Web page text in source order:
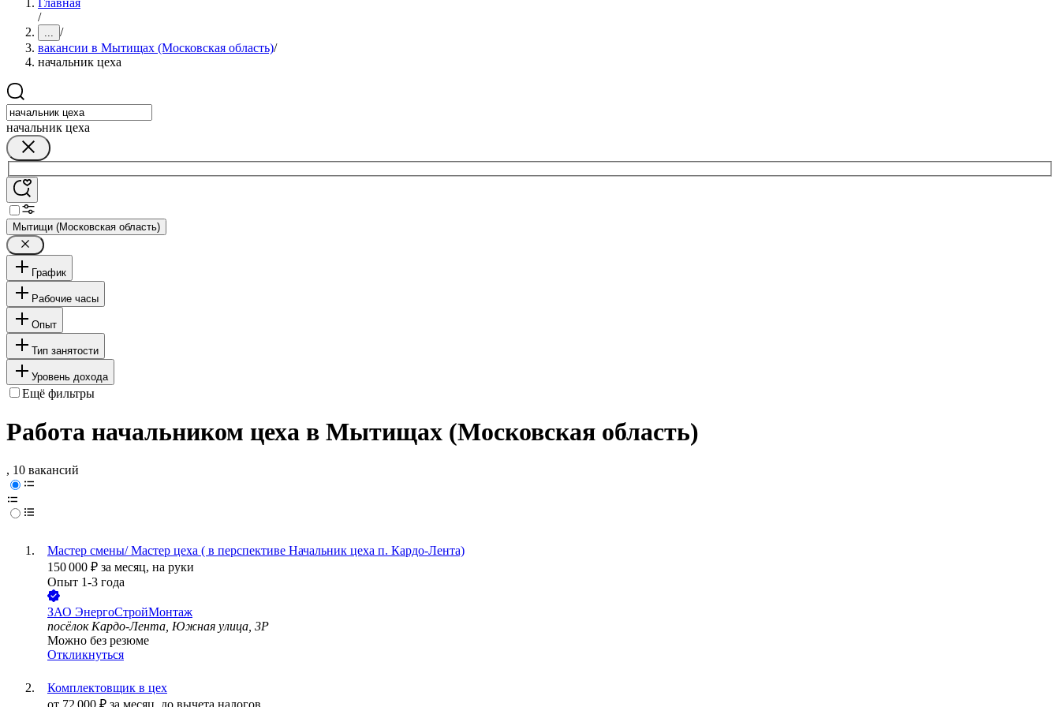
Главная
/
... /
вакансии в Мытищах (Московская область)/
начальник цеха
начальник цеха
Мытищи (Московская область)
График
Рабочие часы
Опыт
Тип занятости
Уровень дохода
Ещё фильтры
Работа начальником цеха в Мытищах (Московская область)
, 10 вакансий
Мастер смены/ Мастер цеха ( в перспективе Начальник цеха п. Кардо-Лента)
150 000 ₽ за месяц, на руки
Опыт 1-3 года
ЗАО ЭнергоСтройМонтаж
посёлок Кардо-Лента, Южная улица, 3Р
Можно без резюме
Откликнуться
Комплектовщик в цех